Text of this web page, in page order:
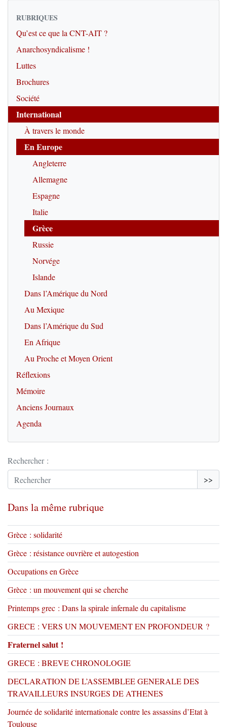
RUBRIQUES
Qu’est ce que la CNT-AIT ?
Anarchosyndicalisme !
Luttes
Brochures
Société
International
À travers le monde
En Europe
Angleterre
Allemagne
Espagne
Italie
Grèce
Russie
Norvége
Islande
Dans l’Amérique du Nord
Au Mexique
Dans l’Amérique du Sud
En Afrique
Au Proche et Moyen Orient
Réflexions
Mémoire
Anciens Journaux
Agenda
Rechercher :
>>
Dans la même rubrique
Grèce : solidarité
Grèce : résistance ouvrière et autogestion
Occupations en Grèce
Grèce : un mouvement qui se cherche
Printemps grec : Dans la spirale infernale du capitalisme
GRECE : VERS UN MOUVEMENT EN PROFONDEUR ?
Fraternel salut !
GRECE : BREVE CHRONOLOGIE
DECLARATION DE L’ASSEMBLEE GENERALE DES
TRAVAILLEURS INSURGES DE ATHENES
Journée de solidarité internationale contre les assassins d’Etat à
Toulouse